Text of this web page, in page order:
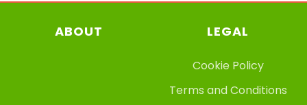
ABOUT LEGAL
Cookie Policy
Terms and Conditions